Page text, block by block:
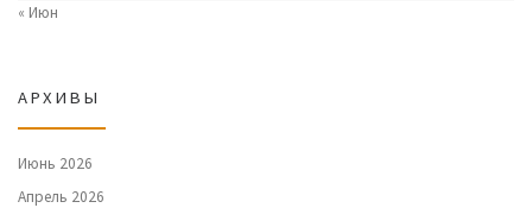
« Июн
АРХИВЫ
Июнь 2026
Апрель 2026